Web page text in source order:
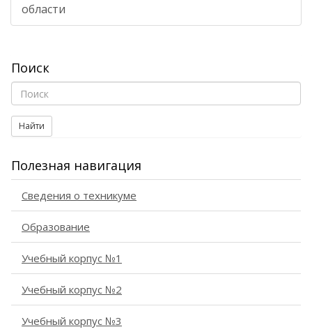
области
Поиск
Найти
Полезная навигация
Сведения о техникуме
Образование
Учебный корпус №1
Учебный корпус №2
Учебный корпус №3